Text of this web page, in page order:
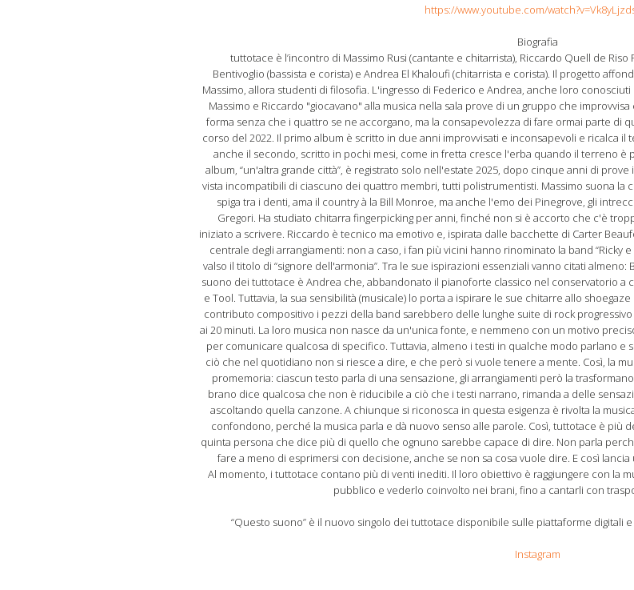
https://www.youtube.com/
Biografia
tuttotace è l’incontro di Massimo Rusi (cantante e chitarrista), Riccardo Quell de
Bentivoglio (bassista e corista) e Andrea El Khaloufi (chitarrista e corista). Il progetto
Massimo, allora studenti di filosofia. L'ingresso di Federico e Andrea, anche loro
Massimo e Riccardo "giocavano" alla musica nella sala prove di un gruppo che
forma senza che i quattro se ne accorgano, ma la consapevolezza di fare ormai parte di
corso del 2022. Il primo album è scritto in due anni improvvisati e inconsapevoli e ricalca
anche il secondo, scritto in pochi mesi, come in fretta cresce l'erba quando il terreno è
album, “un'altra grande città”, è registrato solo nell'estate 2025, dopo cinque anni di
vista incompatibili di ciascuno dei quattro membri, tutti polistrumentisti. Massimo suona la
spiga tra i denti, ama il country à la Bill Monroe, ma anche l'emo dei Pinegrove, gli
Gregori. Ha studiato chitarra fingerpicking per anni, finché non si è accorto che c'è
iniziato a scrivere. Riccardo è tecnico ma emotivo e, ispirata dalle bacchette di Carter
centrale degli arrangiamenti: non a caso, i fan più vicini hanno rinominato la band “Ricky
valso il titolo di “signore dell'armonia”. Tra le sue ispirazioni essenziali vanno citati
suono dei tuttotace è Andrea che, abbandonato il pianoforte classico nel conservatorio a
e Tool. Tuttavia, la sua sensibilità (musicale) lo porta a ispirare le sue chitarre allo
contributo compositivo i pezzi della band sarebbero delle lunghe suite di rock
ai 20 minuti. La loro musica non nasce da un'unica fonte, e nemmeno con un motivo
per comunicare qualcosa di specifico. Tuttavia, almeno i testi in qualche modo parlano
ciò che nel quotidiano non si riesce a dire, e che però si vuole tenere a mente. Così, la
promemoria: ciascun testo parla di una sensazione, gli arrangiamenti però la
brano dice qualcosa che non è riducibile a ciò che i testi narrano, rimanda a delle
ascoltando quella canzone. A chiunque si riconosca in questa esigenza è rivolta la
confondono, perché la musica parla e dà nuovo senso alle parole. Così, tuttotace è più
quinta persona che dice più di quello che ognuno sarebbe capace di dire. Non parla
fare a meno di esprimersi con decisione, anche se non sa cosa vuole dire. E così
Al momento, i tuttotace contano più di venti inediti. Il loro obiettivo è raggiungere con la
pubblico e vederlo coinvolto nei brani, fino a cantarli con
“Questo suono” è il nuovo singolo dei tuttotace disponibile sulle piattaforme digitali
Instagram